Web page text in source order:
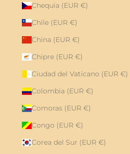
Chequia (EUR €)
Chile (EUR €)
China (EUR €)
Chipre (EUR €)
Ciudad del Vaticano (EUR €)
Colombia (EUR €)
Comoras (EUR €)
Congo (EUR €)
Corea del Sur (EUR €)